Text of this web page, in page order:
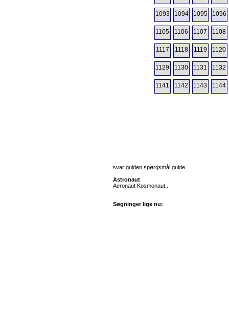
1093 1094 1095 1096
1105 1106 1107 1108
1117 1118 1119 1120
1129 1130 1131 1132
1141 1142 1143 1144
svar guiden spørgsmål guide
Astronaut
Aeronaut Kosmonaut...
Søgninger lige nu: